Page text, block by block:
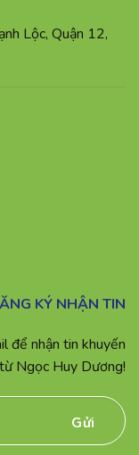
Lộc, Quận 12,
KÝ NHẬN TIN
để nhận tin khuyến
Ngọc Huy Dương!